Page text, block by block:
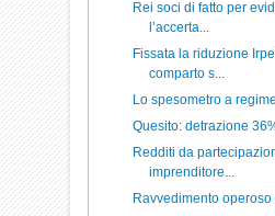
Rei soci di fatto per
l’accerta...
Fissata la riduzione
comparto s...
Lo spesometro a
Quesito: detrazione
Redditi da
imprenditore...
Ravvedimento